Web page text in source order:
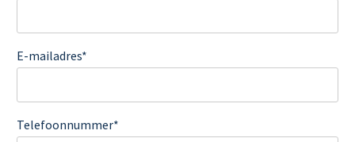
E-mailadres*
Telefoonnummer*